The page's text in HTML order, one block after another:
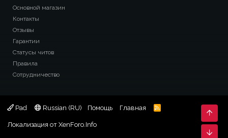
Основной магазин
Контакты
Отзывы
Гарантии
Статусы читов
Правила
Сотрудничество
Pad Russian (RU) Помощь Главная
R
Локализация от XenForo.Info